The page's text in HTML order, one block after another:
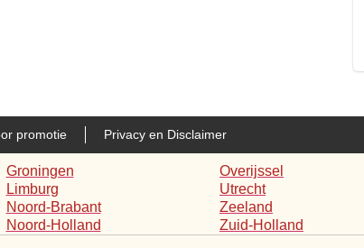
promotie Privacy en Disclaimer
Groningen
Limburg
Noord-Brabant
Noord-Holland
Overijssel
Utrecht
Zeeland
Zuid-Holland